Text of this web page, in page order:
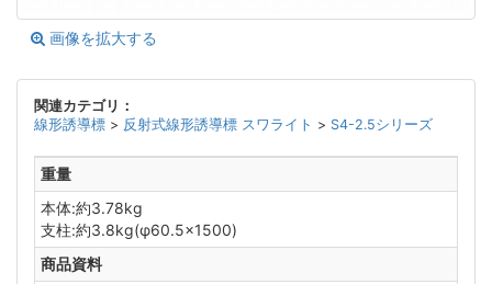
画像を拡大する
関連カテゴリ：
線形誘導標 > 反射式線形誘導標 スワライト > S4-2.5シリーズ
重量
本体:約3.78kg
支柱:約3.8kg(φ60.5×1500)
商品資料